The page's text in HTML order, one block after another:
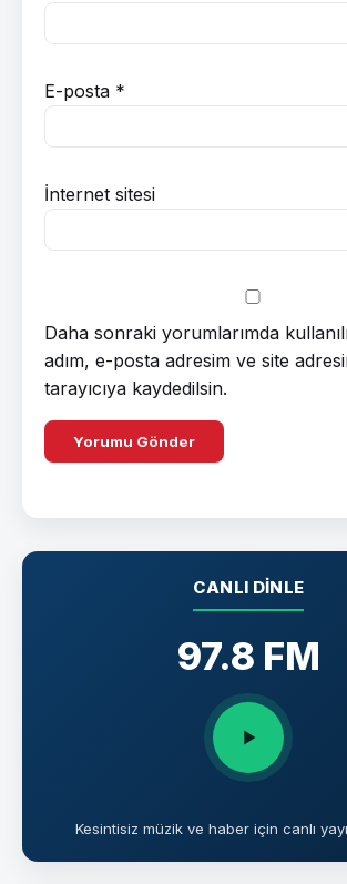
E-posta *
İnternet sitesi
Daha sonraki yorumlarımda
adım, e-posta adresim ve site
tarayıcıya kaydedilsin.
CANLI DINLE
97.8 FM
Kesintisiz müzik ve haber için canlı